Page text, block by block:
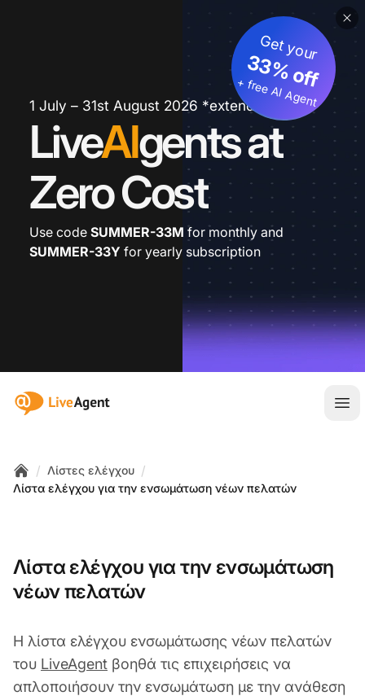
1 July – 31st August 2026 *extended
LiveAIgents at
Zero Cost
Get your
33% off
+ free AI Agent
Use code SUMMER-33M for monthly and
SUMMER-33Y for yearly subscription
:site.title
Home
/ Λίστες ελέγχου /
Λίστα ελέγχου για την ενσωμάτωση νέων πελατών
Λίστα ελέγχου για την ενσωμάτωση
νέων πελατών
Η λίστα ελέγχου ενσωμάτωσης νέων πελατών
του LiveAgent βοηθά τις επιχειρήσεις να
απλοποιήσουν την ενσωμάτωση με την ανάθεση